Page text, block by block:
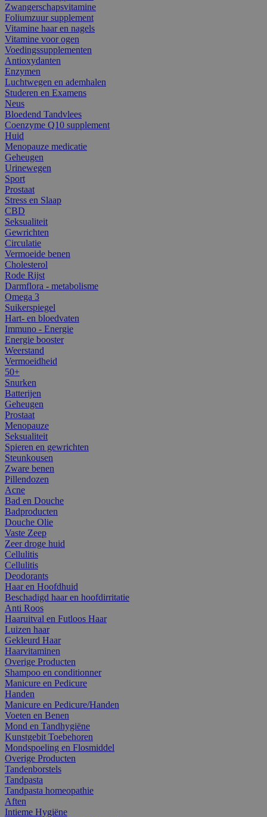
Zwangerschapsvitamine
Foliumzuur supplement
Vitamine haar en nagels
Vitamine voor ogen
Voedingssupplementen
Antioxydanten
Enzymen
Luchtwegen en ademhalen
Studeren en Examens
Neus
Bloedend Tandvlees
Coenzyme Q10 supplement
Huid
Menopauze medicatie
Geheugen
Urinewegen
Sport
Prostaat
Stress en Slaap
CBD
Seksualiteit
Gewrichten
Circulatie
Vermoeide benen
Cholesterol
Rode Rijst
Darmflora - metabolisme
Omega 3
Suikerspiegel
Hart- en bloedvaten
Immuno - Energie
Energie booster
Weerstand
Vermoeidheid
50+
Snurken
Batterijen
Geheugen
Prostaat
Menopauze
Seksualiteit
Spieren en gewrichten
Steunkousen
Zware benen
Pillendozen
Acne
Bad en Douche
Badproducten
Douche Olie
Vaste Zeep
Zeer droge huid
Cellulitis
Cellulitis
Deodorants
Haar en Hoofdhuid
Beschadigd haar en hoofdirritatie
Anti Roos
Haaruitval en Futloos Haar
Luizen haar
Gekleurd Haar
Haarvitaminen
Overige Producten
Shampoo en conditionner
Manicure en Pedicure
Handen
Manicure en Pedicure/Handen
Voeten en Benen
Mond en Tandhygiëne
Kunstgebit Toebehoren
Mondspoeling en Flosmiddel
Overige Producten
Tandenborstels
Tandpasta
Tandpasta homeopathie
Aften
Intieme Hygiëne